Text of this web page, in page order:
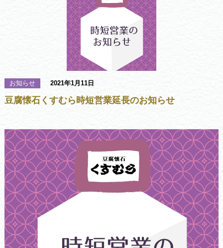
お知らせ 2021年1月11日
豆腐懐石くすむら時短営業延長のお知らせ